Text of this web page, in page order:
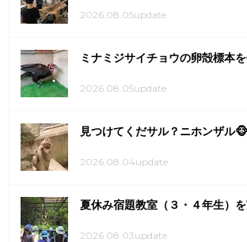
2026.08.05update
ミナミジサイチョウの卵殻標本
2026.08.05update
見つけてくだサル？ニホンザル🐵
2026.08.04update
夏休み宿題教室（３・４年生）
2026.08.03update